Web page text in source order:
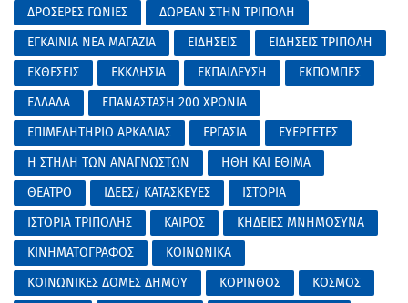
ΔΡΟΣΕΡΕΣ ΓΩΝΙΕΣ
ΔΩΡΕΑΝ ΣΤΗΝ ΤΡΙΠΟΛΗ
ΕΓΚΑΙΝΙΑ ΝΕΑ ΜΑΓΑΖΙΑ
ΕΙΔΗΣΕΙΣ
ΕΙΔΗΣΕΙΣ ΤΡΙΠΟΛΗ
ΕΚΘΕΣΕΙΣ
ΕΚΚΛΗΣΙΑ ΕΚΠΑΙΔΕΥΣΗ
ΕΚΠΟΜΠΕΣ
ΕΛΛΑΔΑ
ΕΠΑΝΑΣΤΑΣΗ 200 ΧΡΟΝΙΑ
ΕΠΙΜΕΛΗΤΗΡΙΟ ΑΡΚΑΔΙΑΣ
ΕΡΓΑΣΙΑ
ΕΥΕΡΓΕΤΕΣ
Η ΣΤΗΛΗ ΤΩΝ ΑΝΑΓΝΩΣΤΩΝ
ΗΘΗ ΚΑΙ ΕΘΙΜΑ
ΘΕΑΤΡΟ
ΙΔΕΕΣ/ ΚΑΤΑΣΚΕΥΕΣ
ΙΣΤΟΡΙΑ
ΙΣΤΟΡΙΑ ΤΡΙΠΟΛΗΣ
ΚΑΙΡΟΣ
ΚΗΔΕΙΕΣ ΜΝΗΜΟΣΥΝΑ
ΚΙΝΗΜΑΤΟΓΡΑΦΟΣ
ΚΟΙΝΩΝΙΚΑ
ΚΟΙΝΩΝΙΚΕΣ ΔΟΜΕΣ ΔΗΜΟΥ
ΚΟΡΙΝΘΟΣ
ΚΟΣΜΟΣ